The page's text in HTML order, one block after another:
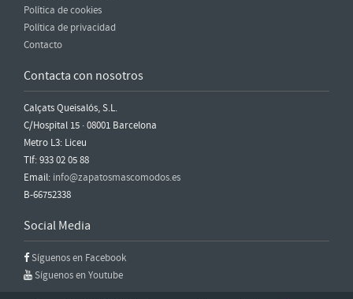
Política de cookies
Política de privacidad
Contacto
Contacta con nosotros
Calçats Queisalós, S.L.
C/Hospital 15 · 08001 Barcelona
Metro L3: Liceu
Tlf: 933 02 05 88
Email: info@zapatosmascomodos.es
B-66752338
Social Media
Síguenos en Facebook
Síguenos en Youtube